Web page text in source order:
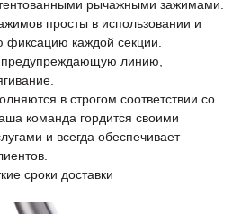
рычажными зажимами.
просты в использовании и
фиксацию каждой секции.
предупреждающую линию,
в строгом соответствии со
команда гордится своими
и всегда обеспечивает
сроки доставки